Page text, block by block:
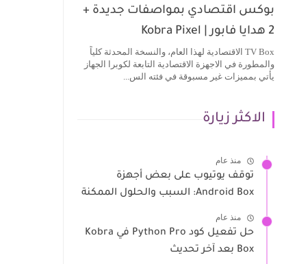
بوكس اقتصادي بمواصفات جديدة +
2 هدايا فابور | Kobra Pixel
TV Box الاقتصادية لهذا العام، والنسخة المحدثة كلياً
والمطورة في الاجهزة الاقتصادية التابعة لكوبرا الجهاز
يأتي بمميزات غير مسبوقة في فئته الس...
الاكثر زيارة
منذ عام
توقف يوتيوب على بعض أجهزة
Android Box: السبب والحلول الممكنة
منذ عام
حل تفعيل كود Python Pro في Kobra
Box بعد آخر تحديث